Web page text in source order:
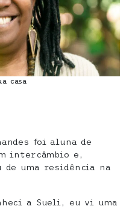
casa
foi aluna de
intercâmbio e,
uma residência na
a Sueli, eu vi uma